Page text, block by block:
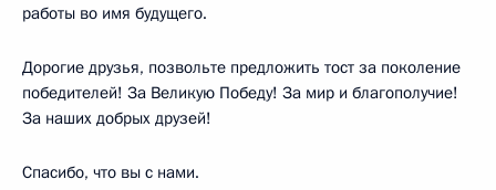
работы во имя будущего.
Дорогие друзья, позвольте предложить тост за поколение
победителей! За Великую Победу! За мир и благополучие!
За наших добрых друзей!
Спасибо, что вы с нами.